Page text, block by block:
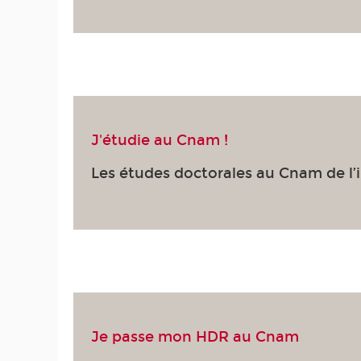
J'étudie au Cnam !
Les études doctorales au Cnam de
Je passe mon HDR au Cnam